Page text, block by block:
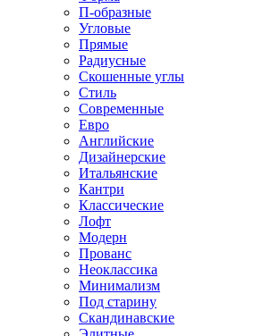
П-образные
Угловые
Прямые
Радиусные
Скошенные углы
Стиль
Современные
Евро
Английские
Дизайнерские
Итальянские
Кантри
Классические
Лофт
Модерн
Прованс
Неоклассика
Минимализм
Под старину
Скандинавские